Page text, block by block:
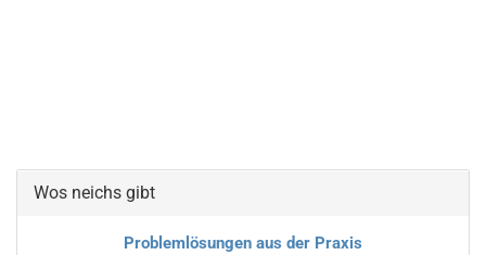
Wos neichs gibt
Problemlösungen aus der Praxis